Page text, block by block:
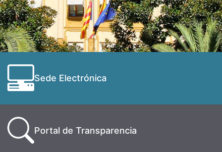
Sede Electrónica
Portal de Transparencia